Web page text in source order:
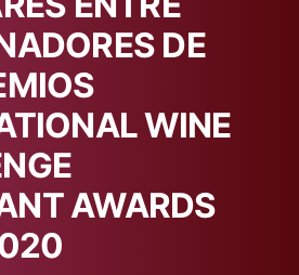
DE
WINE
AWARDS